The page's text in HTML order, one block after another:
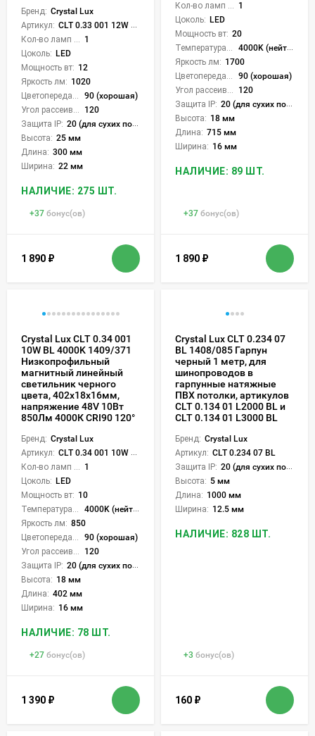
Бренд: Crystal Lux
Артикул: CLT 0.33 001 12W BL M 3CCT-SMART
Кол-во ламп или LED: 1
Цоколь: LED
Мощность вт: 12
Яркость лм: 1020
Цветопередача (CRI):
90 (хорошая)
Угол рассеивания света °:
120
Защита IP: 20 (для сухих пом.)
Высота: 25 мм
Длина: 300 мм
Ширина: 22 мм
НАЛИЧИЕ: 275 ШТ.
+37 бонус(ов)
1 890 ₽
Кол-во ламп или LED: 1
Цоколь: LED
Мощность вт: 20
Температура света:
4000K (нейтральный)
Яркость лм: 1700
Цветопередача (CRI):
90 (хорошая)
Угол рассеивания света °:
120
Защита IP: 20 (для сухих пом.)
Высота: 18 мм
Длина: 715 мм
Ширина: 16 мм
НАЛИЧИЕ: 89 ШТ.
+37 бонус(ов)
1 890 ₽
Crystal Lux CLT 0.34 001
10W BL 4000K 1409/371
Низкопрофильный
магнитный линейный
светильник черного
цвета, 402x18x16мм,
напряжение 48V 10Вт
850Лм 4000К CRI90 120°
Бренд: Crystal Lux
Артикул: CLT 0.34 001 10W BL 4000K
Кол-во ламп или LED: 1
Цоколь: LED
Мощность вт: 10
Температура света:
4000K (нейтральный)
Яркость лм: 850
Цветопередача (CRI):
90 (хорошая)
Угол рассеивания света °:
120
Защита IP: 20 (для сухих пом.)
Высота: 18 мм
Длина: 402 мм
Ширина: 16 мм
НАЛИЧИЕ: 78 ШТ.
+27 бонус(ов)
1 390 ₽
Crystal Lux CLT 0.234 07
BL 1408/085 Гарпун
черный 1 метр, для
шинопроводов в
гарпунные натяжные
ПВХ потолки, артикулов
CLT 0.134 01 L2000 BL и
CLT 0.134 01 L3000 BL
Бренд: Crystal Lux
Артикул: CLT 0.234 07 BL
Защита IP: 20 (для сухих пом.)
Высота: 5 мм
Длина: 1000 мм
Ширина: 12.5 мм
НАЛИЧИЕ: 828 ШТ.
+3 бонус(ов)
160 ₽